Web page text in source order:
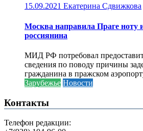
15.09.2021 Екатерина Сдвижкова
Москва направила Праге ноту
россиянина
МИД РФ потребовал
сведения по поводу причины
гражданина в пражском
Зарубежье Новости
Контакты
Телефон редакции: